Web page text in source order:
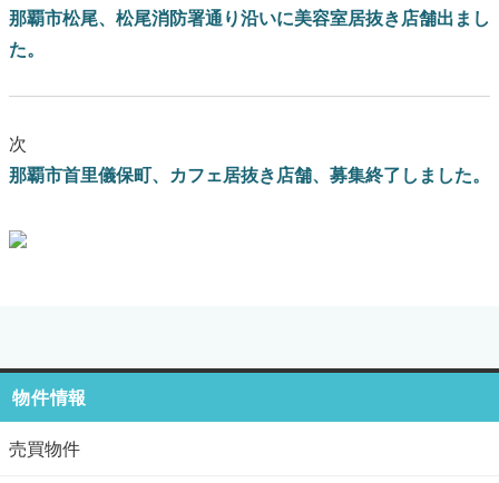
那覇市松尾、松尾消防署通り沿いに美容室居抜き店舗出まし
た。
次
那覇市首里儀保町、カフェ居抜き店舗、募集終了しました。
物件情報
売買物件